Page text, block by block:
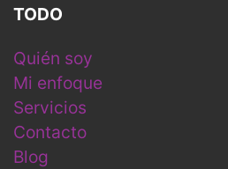
TODO
Quién soy
Mi enfoque
Servicios
Contacto
Blog